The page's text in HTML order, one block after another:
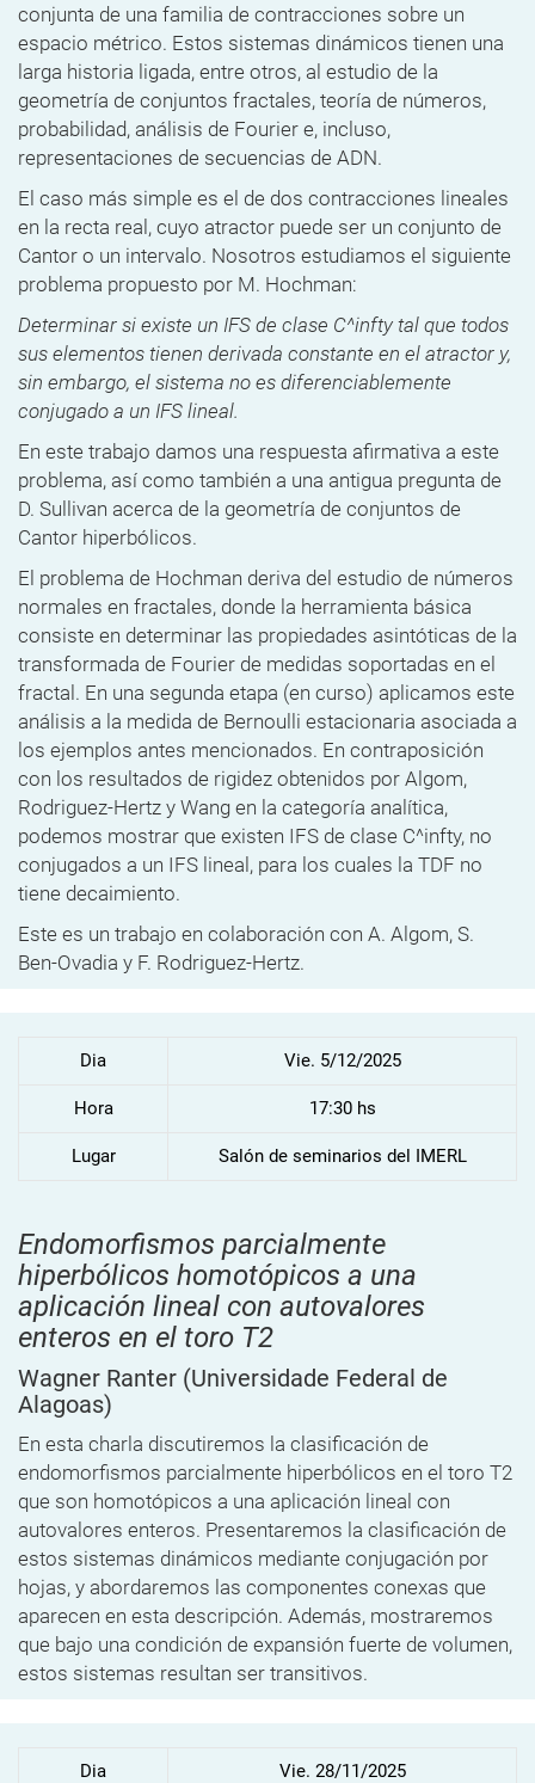
conjunta de una familia de contracciones sobre un
espacio métrico. Estos sistemas dinámicos tienen una
larga historia ligada, entre otros, al estudio de la
geometría de conjuntos fractales, teoría de números,
probabilidad, análisis de Fourier e, incluso,
representaciones de secuencias de ADN.
El caso más simple es el de dos contracciones lineales
en la recta real, cuyo atractor puede ser un conjunto de
Cantor o un intervalo. Nosotros estudiamos el siguiente
problema propuesto por M. Hochman:
Determinar si existe un IFS de clase C^infty tal que todos
sus elementos tienen derivada constante en el atractor y,
sin embargo, el sistema no es diferenciablemente
conjugado a un IFS lineal.
En este trabajo damos una respuesta afirmativa a este
problema, así como también a una antigua pregunta de
D. Sullivan acerca de la geometría de conjuntos de
Cantor hiperbólicos.
El problema de Hochman deriva del estudio de números
normales en fractales, donde la herramienta básica
consiste en determinar las propiedades asintóticas de la
transformada de Fourier de medidas soportadas en el
fractal. En una segunda etapa (en curso) aplicamos este
análisis a la medida de Bernoulli estacionaria asociada a
los ejemplos antes mencionados. En contraposición
con los resultados de rigidez obtenidos por Algom,
Rodriguez-Hertz y Wang en la categoría analítica,
podemos mostrar que existen IFS de clase C^infty, no
conjugados a un IFS lineal, para los cuales la TDF no
tiene decaimiento.
Este es un trabajo en colaboración con A. Algom, S.
Ben-Ovadia y F. Rodriguez-Hertz.
Dia Vie. 5/12/2025
Hora 17:30 hs
Lugar Salón de seminarios del IMERL
Endomorfismos parcialmente
hiperbólicos homotópicos a una
aplicación lineal con autovalores
enteros en el toro T2
Wagner Ranter (Universidade Federal de
Alagoas)
En esta charla discutiremos la clasificación de
endomorfismos parcialmente hiperbólicos en el toro T2
que son homotópicos a una aplicación lineal con
autovalores enteros. Presentaremos la clasificación de
estos sistemas dinámicos mediante conjugación por
hojas, y abordaremos las componentes conexas que
aparecen en esta descripción. Además, mostraremos
que bajo una condición de expansión fuerte de volumen,
estos sistemas resultan ser transitivos.
Dia Vie. 28/11/2025